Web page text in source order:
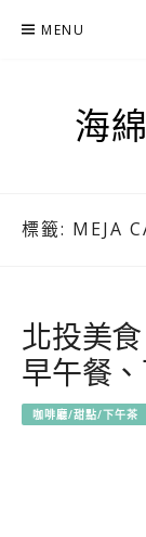
MENU
海
標籤: MEJA
北投美食
早午餐
咖啡廳/甜點/下午茶